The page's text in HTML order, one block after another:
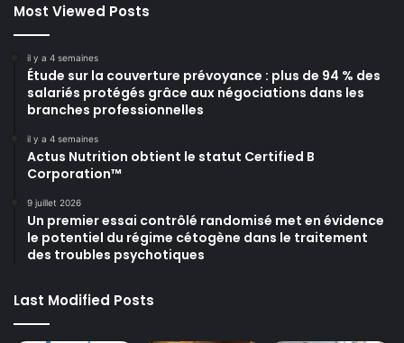
Most Viewed Posts
il y a 4 semaines
Étude sur la couverture prévoyance : plus de 94 % des
salariés protégés grâce aux négociations dans les
branches professionnelles
il y a 4 semaines
Actus Nutrition obtient le statut Certified B
Corporation™
9 juillet 2026
Un premier essai contrôlé randomisé met en évidence
le potentiel du régime cétogène dans le traitement
des troubles psychotiques
Last Modified Posts